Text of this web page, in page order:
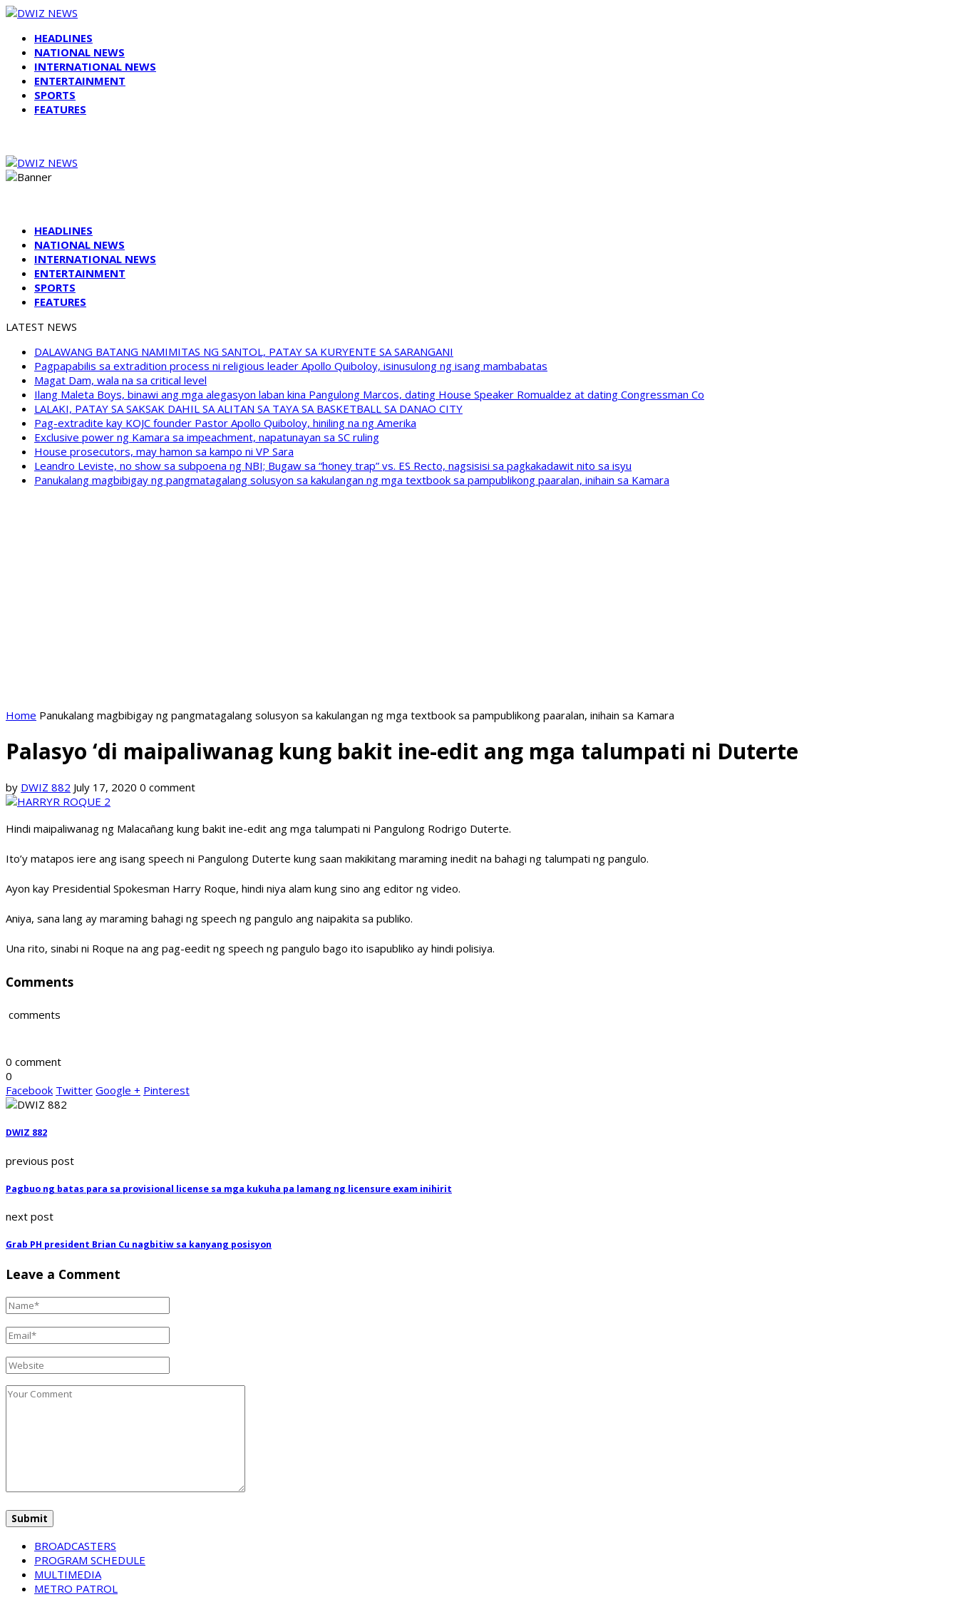
HEADLINES
NATIONAL NEWS
INTERNATIONAL NEWS
ENTERTAINMENT
SPORTS
FEATURES
HEADLINES
NATIONAL NEWS
INTERNATIONAL NEWS
ENTERTAINMENT
SPORTS
FEATURES
LATEST NEWS
DALAWANG BATANG NAMIMITAS NG SANTOL, PATAY SA KURYENTE SA SARANGANI
Pagpapabilis sa extradition process ni religious leader Apollo Quiboloy, isinusulong ng isang mambabatas
Magat Dam, wala na sa critical level
Ilang Maleta Boys, binawi ang mga alegasyon laban kina Pangulong Marcos, dating House Speaker Romualdez at dating Congressman Co
LALAKI, PATAY SA SAKSAK DAHIL SA ALITAN SA TAYA SA BASKETBALL SA DANAO CITY
Pag-extradite kay KOJC founder Pastor Apollo Quiboloy, hiniling na ng Amerika
Exclusive power ng Kamara sa impeachment, napatunayan sa SC ruling
House prosecutors, may hamon sa kampo ni VP Sara
Leandro Leviste, no show sa subpoena ng NBI; Bugaw sa “honey trap” vs. ES Recto, nagsisisi sa pagkakadawit nito sa isyu
Panukalang magbibigay ng pangmatagalang solusyon sa kakulangan ng mga textbook sa pampublikong paaralan, inihain sa Kamara
Home Panukalang magbibigay ng pangmatagalang solusyon sa kakulangan ng mga textbook sa pampublikong paaralan, inihain sa Kamara
Palasyo ‘di maipaliwanag kung bakit ine-edit ang mga talumpati ni Duterte
by DWIZ 882 July 17, 2020 0 comment
Hindi maipaliwanag ng Malacañang kung bakit ine-edit ang mga talumpati ni Pangulong Rodrigo Duterte.
Ito’y matapos iere ang isang speech ni Pangulong Duterte kung saan makikitang maraming inedit na bahagi ng talumpati ng pangulo.
Ayon kay Presidential Spokesman Harry Roque, hindi niya alam kung sino ang editor ng video.
Aniya, sana lang ay maraming bahagi ng speech ng pangulo ang naipakita sa publiko.
Una rito, sinabi ni Roque na ang pag-eedit ng speech ng pangulo bago ito isapubliko ay hindi polisiya.
Comments
comments
0 comment
0
Facebook Twitter Google + Pinterest
DWIZ 882
previous post
Pagbuo ng batas para sa provisional license sa mga kukuha pa lamang ng licensure exam inihirit
next post
Grab PH president Brian Cu nagbitiw sa kanyang posisyon
Leave a Comment
BROADCASTERS
PROGRAM SCHEDULE
MULTIMEDIA
METRO PATROL